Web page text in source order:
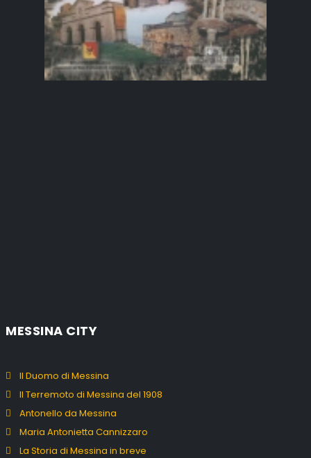
MESSINA CITY
Il Duomo di Messina
Il Terremoto di Messina del 1908
Antonello da Messina
Maria Antonietta Cannizzaro
La Storia di Messina in breve